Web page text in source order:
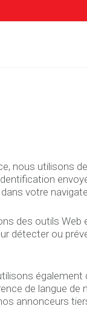
nous utilisons
votre
des outils Web
détecter ou
également
de langue
annonceurs